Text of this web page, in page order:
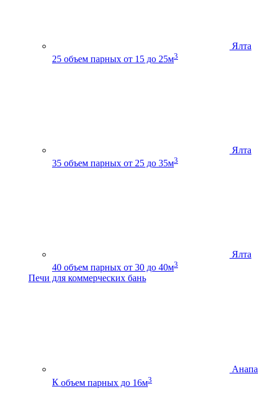
Ялта
25 объем парных от 15 до 25м3
Ялта
35 объем парных от 25 до 35м3
Ялта
40 объем парных от 30 до 40м3
Печи для коммерческих бань
Анапа
К объем парных до 16м3